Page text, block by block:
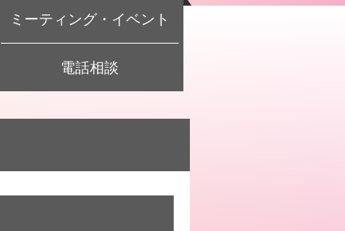
ミーティング・イベント
電話相談